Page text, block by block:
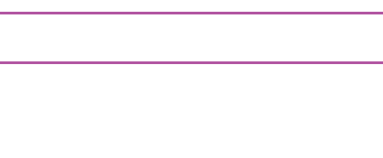
В МБОУ «ШКОЛА № 75» ОТКРЫВАЮТСЯ КЛАССЫ
ОРГАНИЗАЦИЙ РОСТОВСКОЙ